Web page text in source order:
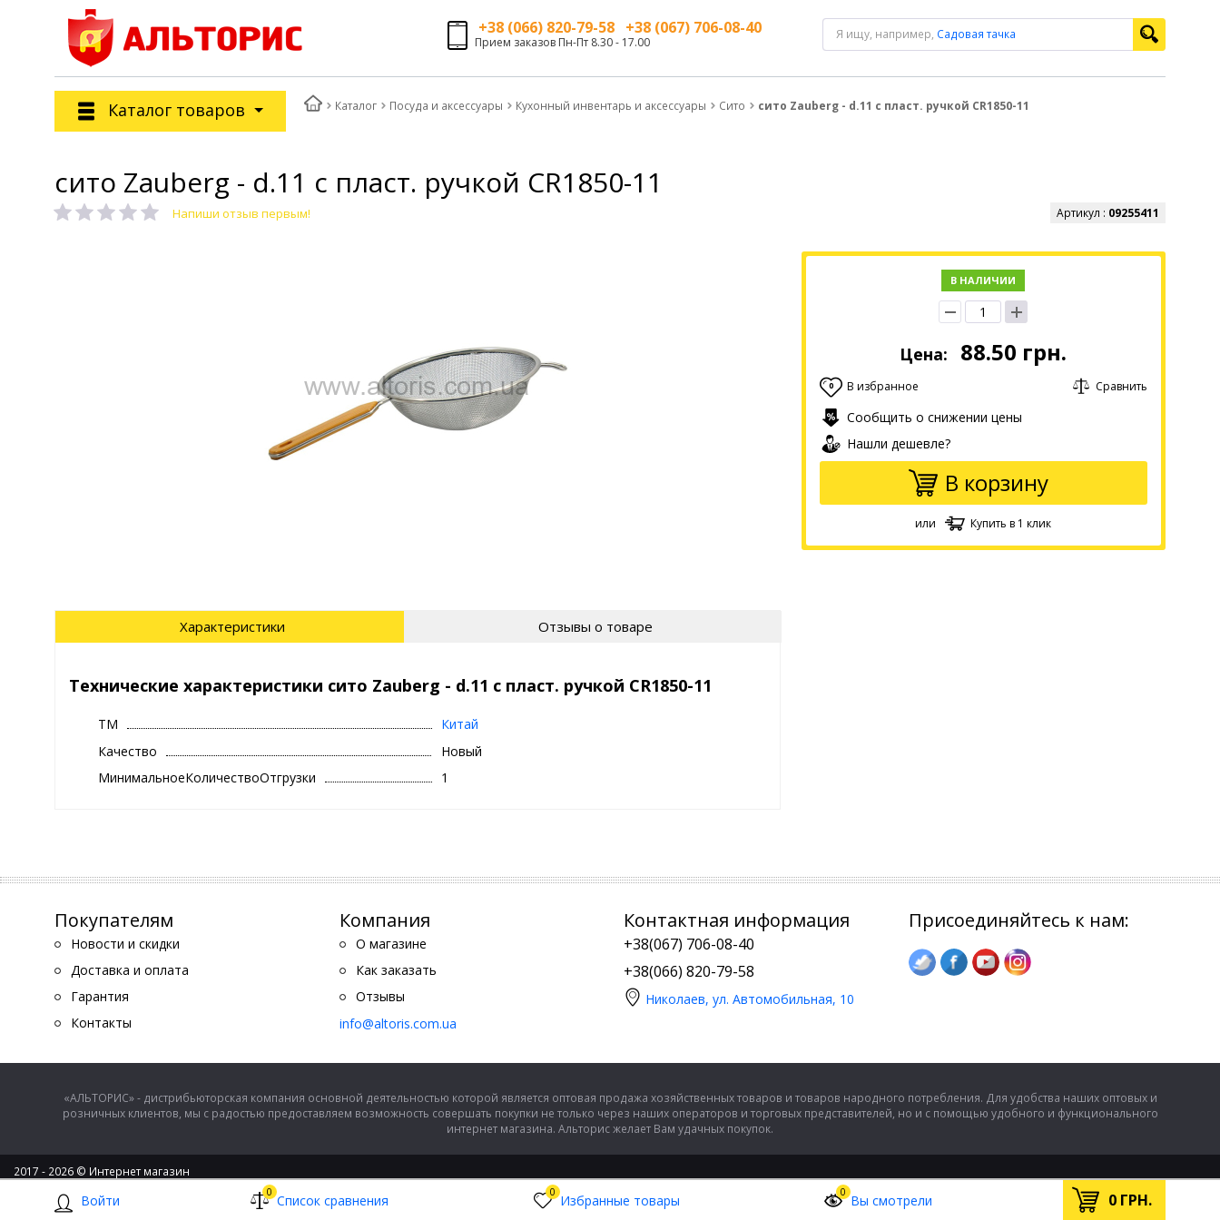
Войти 0 Список сравнения 0 Избранные товары 0 Вы смотрели 0 ГРН.
+38 (066) 820-79-58 +38 (067) 706-08-40
Прием заказов Пн-Пт 8.30 - 17.00
Я ищу, например, Садовая тачка
Каталог товаров Каталог Посуда и аксессуары Кухонный инвентарь и аксессуары Сито сито Zauberg - d.11 с пласт. ручкой CR1850-11
сито Zauberg - d.11 с пласт. ручкой CR1850-11
Напиши отзыв первым! Артикул : 09255411
В НАЛИЧИИ
Цена: 88.50 грн.
0 В избранное Сравнить
Сообщить о снижении цены
Нашли дешевле?
В корзину
или Купить в 1 клик
Характеристики Отзывы о товаре
Технические характеристики сито Zauberg - d.11 с пласт. ручкой CR1850-11
ТМ
Китай
Качество
Новый
МинимальноеКоличествоОтгрузки
1
Покупателям
Новости и скидки
Доставка и оплата
Гарантия
Контакты
Компания
О магазине
Как заказать
Отзывы
info@altoris.com.ua
Контактная информация
+38(067) 706-08-40
+38(066) 820-79-58
Николаев, ул. Автомобильная, 10
Присоединяйтесь к нам:
«АЛЬТОРИС» - дистрибьюторская компания основной деятельностью которой является оптовая продажа хозяйственных товаров и товаров народного потребления. Для удобства наших оптовых и
розничных клиентов, мы с радостью предоставляем возможность совершать покупки не только через наших операторов и торговых представителей, но и с помощью удобного и функционального
интернет магазина. Альторис желает Вам удачных покупок.
2017 - 2026 © Интернет магазин
ООО "Альторис" - хозяйственные товары и бытовая техника